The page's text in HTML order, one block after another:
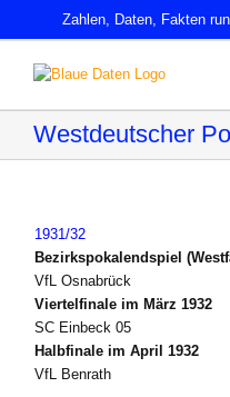
Zahlen, Daten, Fakten
Westdeutscher
1931/32
Bezirkspokalendspiel
VfL Osnabrück
Viertelfinale im März 1932
SC Einbeck 05
Halbfinale im April 1932
VfL Benrath